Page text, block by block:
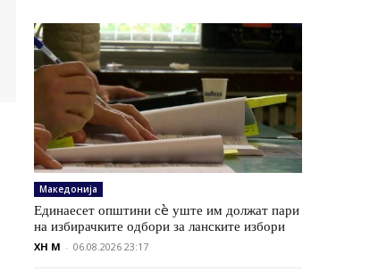
Македонија
Единаесет општини сè уште им должат пари
на избирачките одбори за ланските избори
XH M - 06.08.2026 23:17